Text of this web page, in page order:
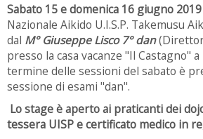
Sabato 15 e domenica 16 giugno 2019
Nazionale Aikido U.I.S.P. Takemusu
dal M° Giuseppe Lisco 7° dan
presso la casa vacanze "Il Castagno" a
termine delle sessioni del sabato è
sessione di esami "dan".
Lo stage è aperto ai praticanti dei
tessera UISP e certificato medico in